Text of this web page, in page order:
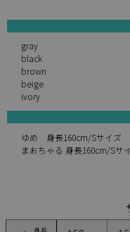
gray
black
brown
beige
ivory
ゆめ 身長160cm/Sサイズ
まおちゃる 身長160cm/Sサ